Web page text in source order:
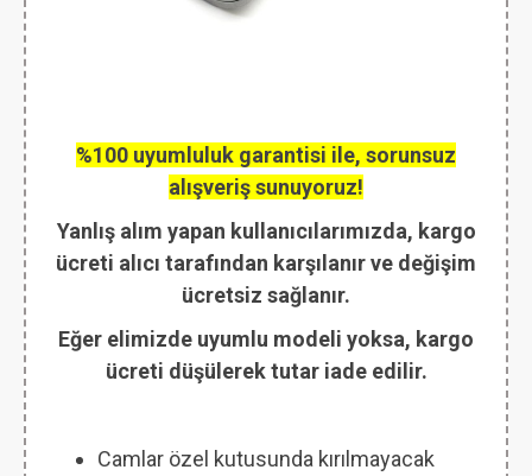
%100 uyumluluk garantisi ile, sorunsuz
alışveriş sunuyoruz!
Yanlış alım yapan kullanıcılarımızda, kargo
ücreti alıcı tarafından karşılanır ve değişim
ücretsiz sağlanır.
Eğer elimizde uyumlu modeli yoksa, kargo
ücreti düşülerek tutar iade edilir.
Camlar özel kutusunda kırılmayacak